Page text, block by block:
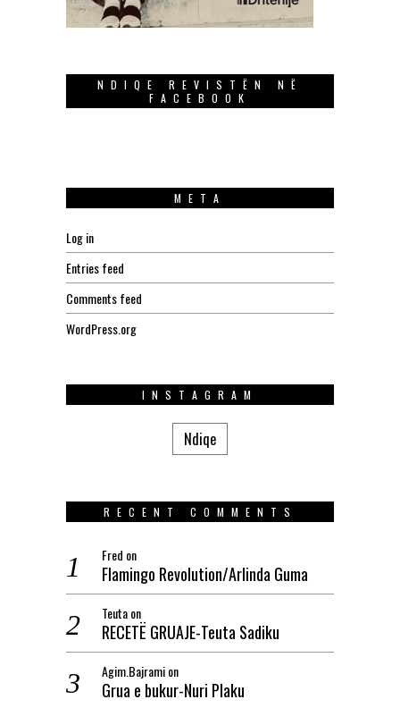
NDIQE REVISTËN NË
FACEBOOK
META
Log in
Entries feed
Comments feed
WordPress.org
INSTAGRAM
Ndiqe
RECENT COMMENTS
Fred on
Flamingo Revolution/Arlinda Guma
Teutaon
RECETË GRUAJE-Teuta Sadiku
Agim.Bajramion
Grua e bukur-Nuri Plaku